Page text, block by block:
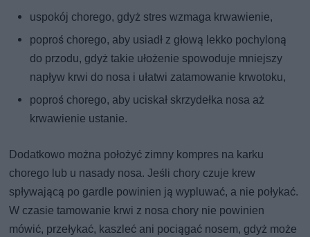
uspokój chorego, gdyż stres wzmaga krwawienie,
poproś chorego, aby usiadł z głową lekko pochyloną
do przodu, gdyż takie ułożenie spowoduje mniejszy
napływ krwi do nosa i ułatwi zatamowanie krwotoku,
poproś chorego, aby uciskał skrzydełka nosa aż
krwawienie ustanie.
Dodatkowo można położyć zimny kompres na karku
chorego lub u nasady nosa. Jeśli chory czuje krew
spływającą po gardle powinien ją wypluwać, a nie połykać.
W czasie tamowanie krwi z nosa chory nie powinien
mówić, przełykać, kaszleć ani pociągać nosem, gdyż może